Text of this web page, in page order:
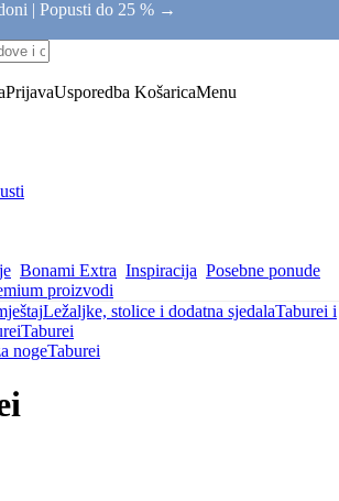
| Popusti do 25 % →
PrijavaUsporedba KošaricaMenu
Bonami Extra Inspiracija Posebne ponude
proizvodi
Ležaljke, stolice i dodatna sjedalaTaburei i
Taburei
nogeTaburei